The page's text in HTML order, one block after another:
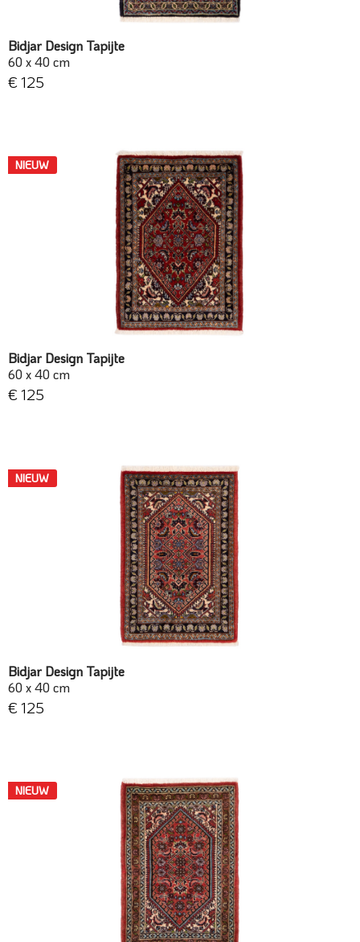
Bidjar Design Tapijte
60 x 40 cm
€ 125
NIEUW
Bidjar Design Tapijte
60 x 40 cm
€ 125
NIEUW
Bidjar Design Tapijte
60 x 40 cm
€ 125
NIEUW